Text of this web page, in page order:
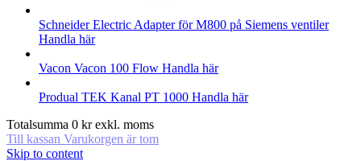
Schneider Electric Adapter för M800 på Siemens ventiler
Handla här
Vacon Vacon 100 Flow Handla här
Produal TEK Kanal PT 1000 Handla här
Totalsumma 0 kr exkl. moms
Till kassan Varukorgen är tom
Skip to content